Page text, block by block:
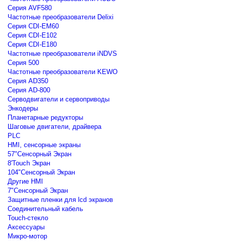
Серия AVF580
Частотные преобразователи Delixi
Серия CDI-EM60
Серия CDI-E102
Серия CDI-E180
Частотные преобразователи iNDVS
Серия 500
Частотные преобразователи KEWO
Серия AD350
Серия AD-800
Серводвигатели и сервоприводы
Энкодеры
Планетарные редукторы
Шаговые двигатели, драйвера
PLC
HMI, сенсорные экраны
57"Сенсорный Экран
8'Touch Экран
104"Сенсорный Экран
Другие HMI
7"Сенсорный Экран
Защитные пленки для lcd экранов
Соединительный кабель
Touch-стекло
Аксессуары
Микро-мотор